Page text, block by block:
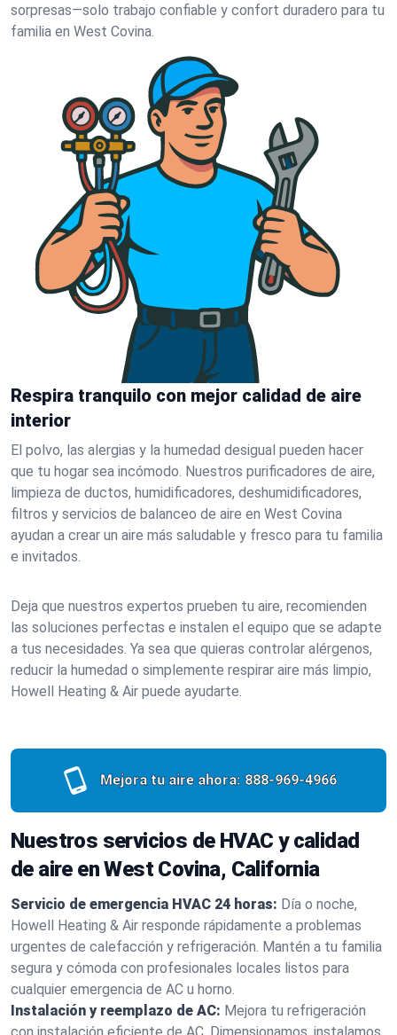
sorpresas—solo trabajo confiable y confort duradero para tu
familia en West Covina.
Respira tranquilo con mejor calidad de aire
interior
El polvo, las alergias y la humedad desigual pueden hacer
que tu hogar sea incómodo. Nuestros purificadores de aire,
limpieza de ductos, humidificadores, deshumidificadores,
filtros y servicios de balanceo de aire en West Covina
ayudan a crear un aire más saludable y fresco para tu familia
e invitados.
Deja que nuestros expertos prueben tu aire, recomienden
las soluciones perfectas e instalen el equipo que se adapte
a tus necesidades. Ya sea que quieras controlar alérgenos,
reducir la humedad o simplemente respirar aire más limpio,
Howell Heating & Air puede ayudarte.
Mejora tu aire ahora: 888-969-4966
Nuestros servicios de HVAC y calidad
de aire en West Covina, California
Servicio de emergencia HVAC 24 horas: Día o noche,
Howell Heating & Air responde rápidamente a problemas
urgentes de calefacción y refrigeración. Mantén a tu familia
segura y cómoda con profesionales locales listos para
cualquier emergencia de AC u horno.
Instalación y reemplazo de AC: Mejora tu refrigeración